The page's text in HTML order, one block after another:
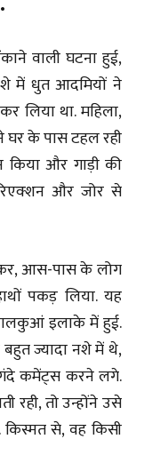
वाली घटना हुई,
में धुत आदमियों ने
लिया था. महिला,
के पास टहल रही
और गाड़ी की
और जोर से
आस-पास के लोग
पकड़ लिया. यह
इलाके में हुई.
ज्यादा नशे में थे,
कमेंट्स करने लगे.
तो उन्होंने उसे
से, वह किसी